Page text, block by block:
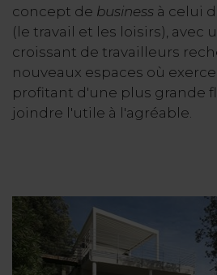
concept de business à celui
(le travail et les loisirs), avec
croissant de travailleurs
nouveaux espaces où
profitant d'une plus grande
joindre l'utile à l'agréable.